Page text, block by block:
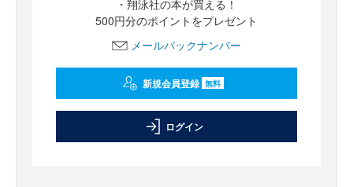
・翔泳社の本が買える！
500円分のポイントをプレゼント
メールバックナンバー
新規会員登録 無料
ログイン